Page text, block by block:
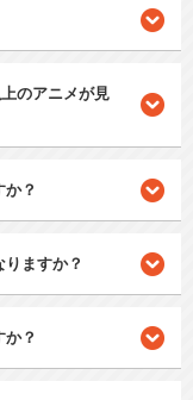
のアニメが見
か？
ますか？
？